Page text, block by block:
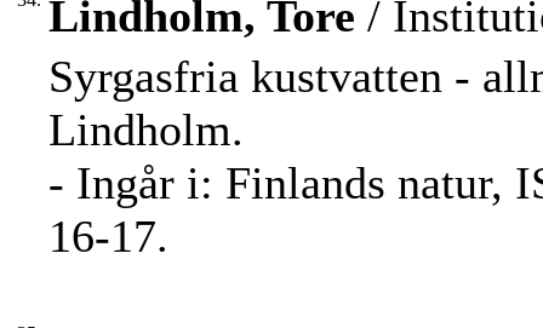
Lindholm, Tore /
Syrgasfria kustvatten -
Lindholm.
- Ingår i: Finlands natur,
16-17.